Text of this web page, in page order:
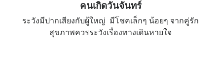
คนเกิดวันจันทร์
ระวังมีปากเสียงกับผู้ใหญ่ มีโชคเล็กๆ น้อยๆ จากคู่รัก
สุขภาพควรระวังเรื่องทางเดินหายใจ